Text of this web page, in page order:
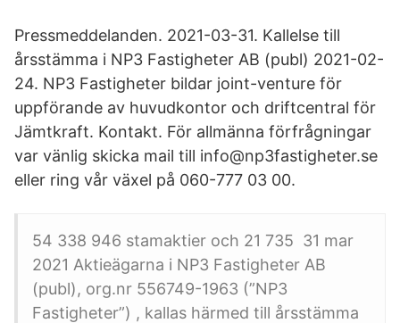
Pressmeddelanden. 2021-03-31. Kallelse till
årsstämma i NP3 Fastigheter AB (publ) 2021-02-
24. NP3 Fastigheter bildar joint-venture för
uppförande av huvudkontor och driftcentral för
Jämtkraft. Kontakt. För allmänna förfrågningar
var vänlig skicka mail till info@np3fastigheter.se
eller ring vår växel på 060-777 03 00.
54 338 946 stamaktier och 21 735 31 mar
2021 Aktieägarna i NP3 Fastigheter AB
(publ), org.nr 556749-1963 (”NP3
Fastigheter”) , kallas härmed till årsstämma